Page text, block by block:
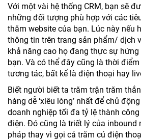
Với một vài hệ thống CRM, bạn sẽ
những đối tượng phù hợp với các
thăm website của bạn. Lúc này nếu
thông tin trên trang sản phẩm/ dịch
khả năng cao họ đang thực sự
bạn. Và có thể đây cũng là thời
tương tác, bất kể là điện thoại hay
Biết người biết ta trăm trận trăm
hàng dễ ‘xiêu lòng’ nhất để chủ
doanh nghiệp tối đa tỷ lệ thành
điện. Đó cũng là triết lý của inbound
pháp thay vì gọi cả trăm cú điện